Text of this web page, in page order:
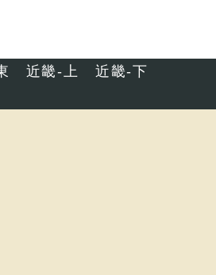
近畿-上
近畿-下